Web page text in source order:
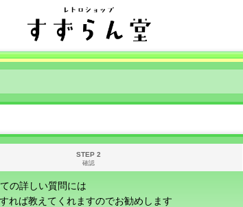
STEP 2
確認
の詳しい質問には
れば教えてくれますのでお勧めします